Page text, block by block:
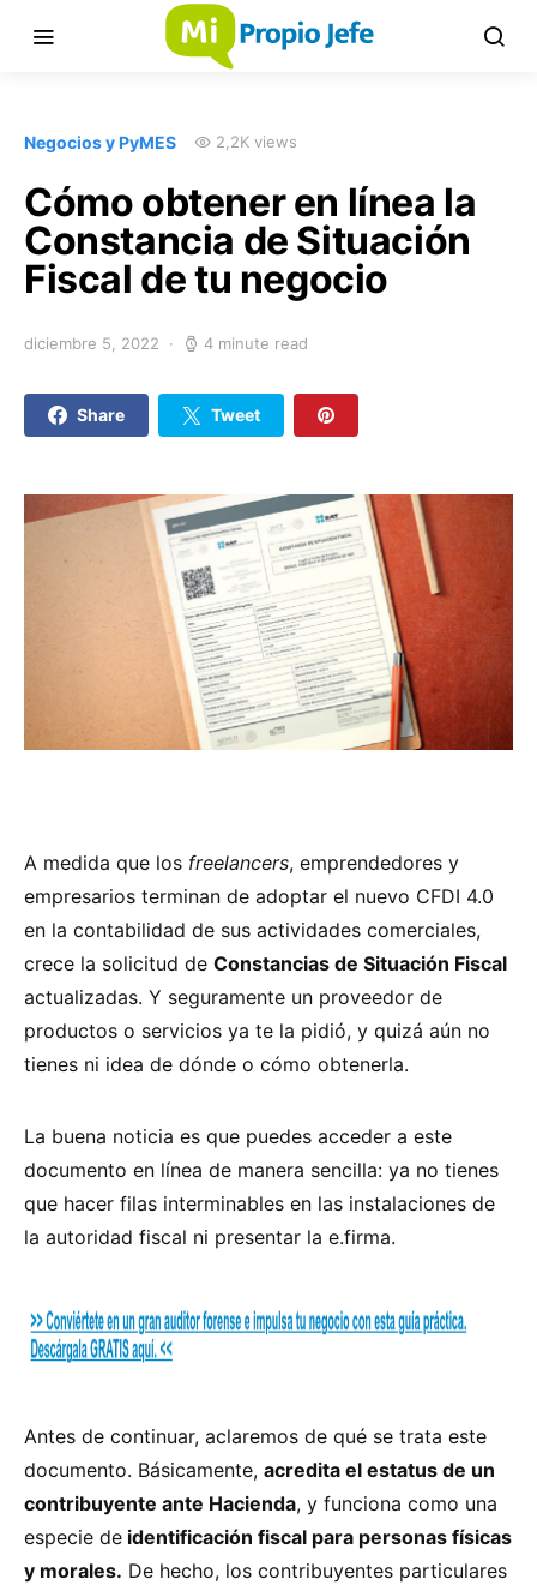
Negocios y PyMES 2,2K views
Cómo obtener en línea la
Constancia de Situación
Fiscal de tu negocio
diciembre 5, 2022 4 minute read
Share Tweet
A medida que los freelancers, emprendedores y
empresarios terminan de adoptar el nuevo CFDI 4.0
en la contabilidad de sus actividades comerciales,
crece la solicitud de Constancias de Situación Fiscal
actualizadas. Y seguramente un proveedor de
productos o servicios ya te la pidió, y quizá aún no
tienes ni idea de dónde o cómo obtenerla.
La buena noticia es que puedes acceder a este
documento en línea de manera sencilla: ya no tienes
que hacer filas interminables en las instalaciones de
la autoridad fiscal ni presentar la e.firma.
Antes de continuar, aclaremos de qué se trata este
documento. Básicamente, acredita el estatus de un
contribuyente ante Hacienda, y funciona como una
especie de identificación fiscal para personas físicas
y morales. De hecho, los contribuyentes particulares